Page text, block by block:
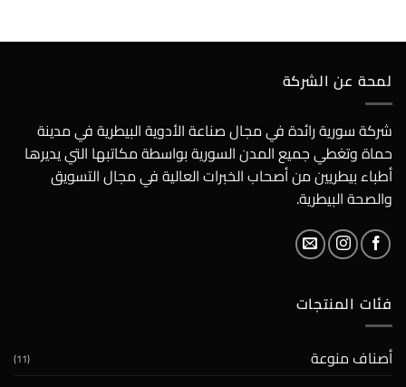
لمحة عن الشركة
شركة سورية رائدة في مجال صناعة الأدوية البيطرية في مدينة
حماة وتغطي جميع المدن السورية بواسطة مكاتبها التي يديرها
أطباء بيطريين من أصحاب الخبرات العالية في مجال التسويق
والصحة البيطرية.
فئات المنتجات
أصناف منوعة (11)